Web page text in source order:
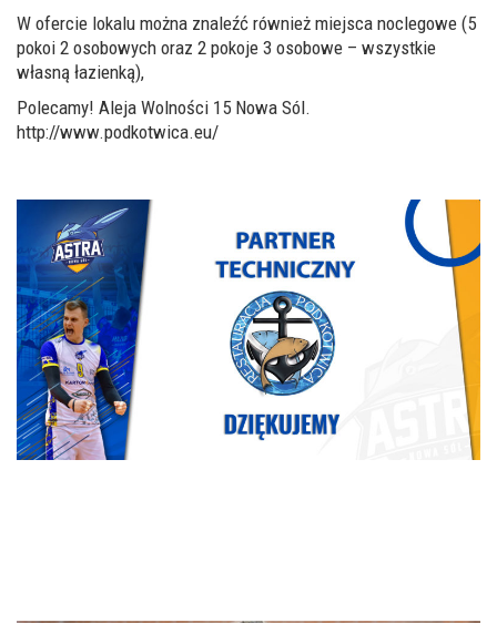
W ofercie lokalu można znaleźć również miejsca noclegowe (5
pokoi 2 osobowych oraz 2 pokoje 3 osobowe – wszystkie
własną łazienką),
Polecamy! Aleja Wolności 15 Nowa Sól.
http://www.podkotwica.eu/